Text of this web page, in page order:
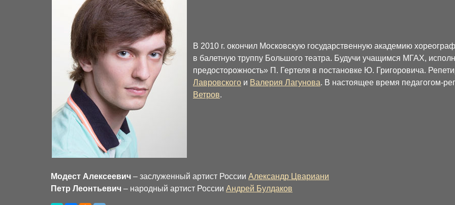
В 2010 г. окончил Московскую государственную академию
в балетную труппу Большого театра. Будучи учащимся МГАХ,
предосторожность» П. Гертеля в постановке Ю. Григоровича.
Лавровского и Валерия Лагунова. В настоящее время педагогом-
Ветров.
Модест Алексеевич – заслуженный артист России Александр Цвариани
Петр Леонтьевич – народный артист России Андрей Булдаков